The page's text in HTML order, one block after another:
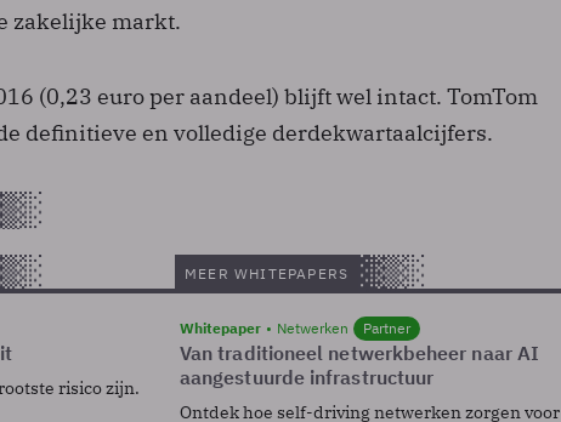
zakelijke markt.
(0,23 euro per aandeel) blijft wel intact. TomTom
definitieve en volledige derdekwartaalcijfers.
risico zijn.
MEER WHITEPAPERS
Whitepaper Netwerken Partner
Van traditioneel netwerkbeheer naar AI
aangestuurde infrastructuur
Ontdek hoe self-driving netwerken zorgen voor